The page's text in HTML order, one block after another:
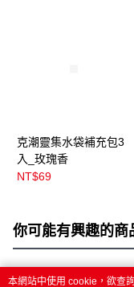
克潮靈集水袋補充包3
入_玫瑰香
NT$69
你可能有興趣的商
本網站中使用 cookie，欲查